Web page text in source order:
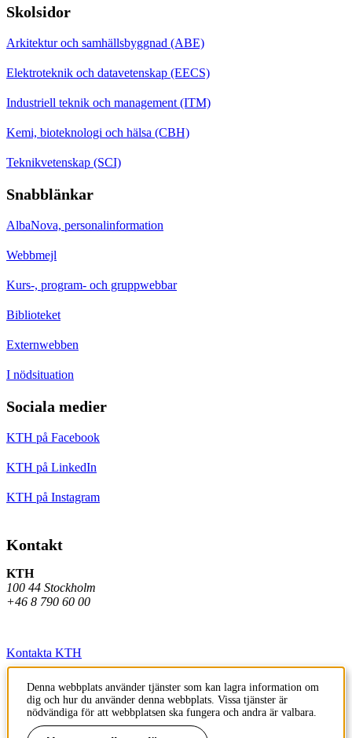
Skolsidor
Arkitektur och samhällsbyggnad (ABE)
Elektroteknik och datavetenskap (EECS)
Industriell teknik och management (ITM)
Kemi, bioteknologi och hälsa (CBH)
Teknikvetenskap (SCI)
Snabblänkar
AlbaNova, personalinformation
Webbmejl
Kurs-, program- och gruppwebbar
Biblioteket
Externwebben
I nödsituation
Sociala medier
KTH på Facebook
KTH på LinkedIn
KTH på Instagram
Kontakt
KTH
100 44 Stockholm
+46 8 790 60 00
Kontakta KTH
Jobba på KTH
Press och media
Denna webbplats använder tjänster som kan lagra information om
dig och hur du använder denna webbplats. Vissa tjänster är
nödvändiga för att webbplatsen ska fungera och andra är valbara.